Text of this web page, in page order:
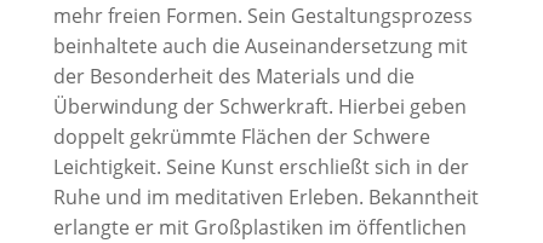
mehr freien Formen. Sein Gestaltungsprozess
beinhaltete auch die Auseinandersetzung mit
der Besonderheit des Materials und die
Überwindung der Schwerkraft. Hierbei geben
doppelt gekrümmte Flächen der Schwere
Leichtigkeit. Seine Kunst erschließt sich in der
Ruhe und im meditativen Erleben. Bekanntheit
erlangte er mit Großplastiken im öffentlichen